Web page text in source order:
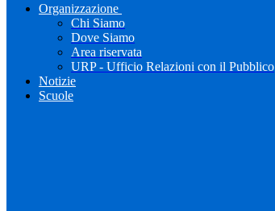
Organizzazione
Chi Siamo
Dove Siamo
Area riservata
URP - Ufficio Relazioni con il Pubblico
Notizie
Scuole